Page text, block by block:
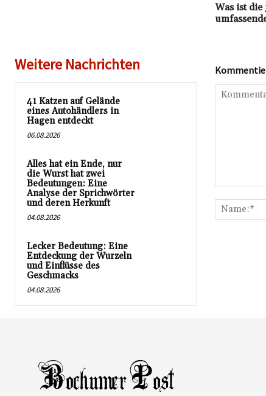
Was ist
Weitere Nachrichten
41 Katzen auf Gelände
eines Autohändlers in
Hagen entdeckt
06.08.2026
Alles hat ein Ende, nur
die Wurst hat zwei
Bedeutungen: Eine
Analyse der Sprichwörter
und deren Herkunft
04.08.2026
Lecker Bedeutung: Eine
Entdeckung der Wurzeln
und Einflüsse des
Geschmacks
04.08.2026